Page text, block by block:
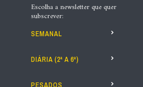
Escolha a newsletter que quer
subscrever:
SEMANAL
DIÁRIA (2ª A 6ª)
PESADOS